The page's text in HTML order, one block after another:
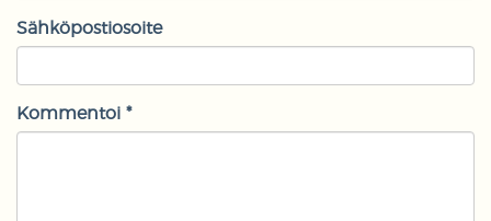
Sähköpostiosoite
Kommentoi *